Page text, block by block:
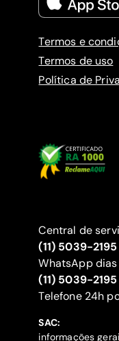
Termos e
Termos de uso
Política de
Central de
(11) 5039-2195
WhatsApp
(11) 5039-2195
‍Telefone 24h
SAC:
informações